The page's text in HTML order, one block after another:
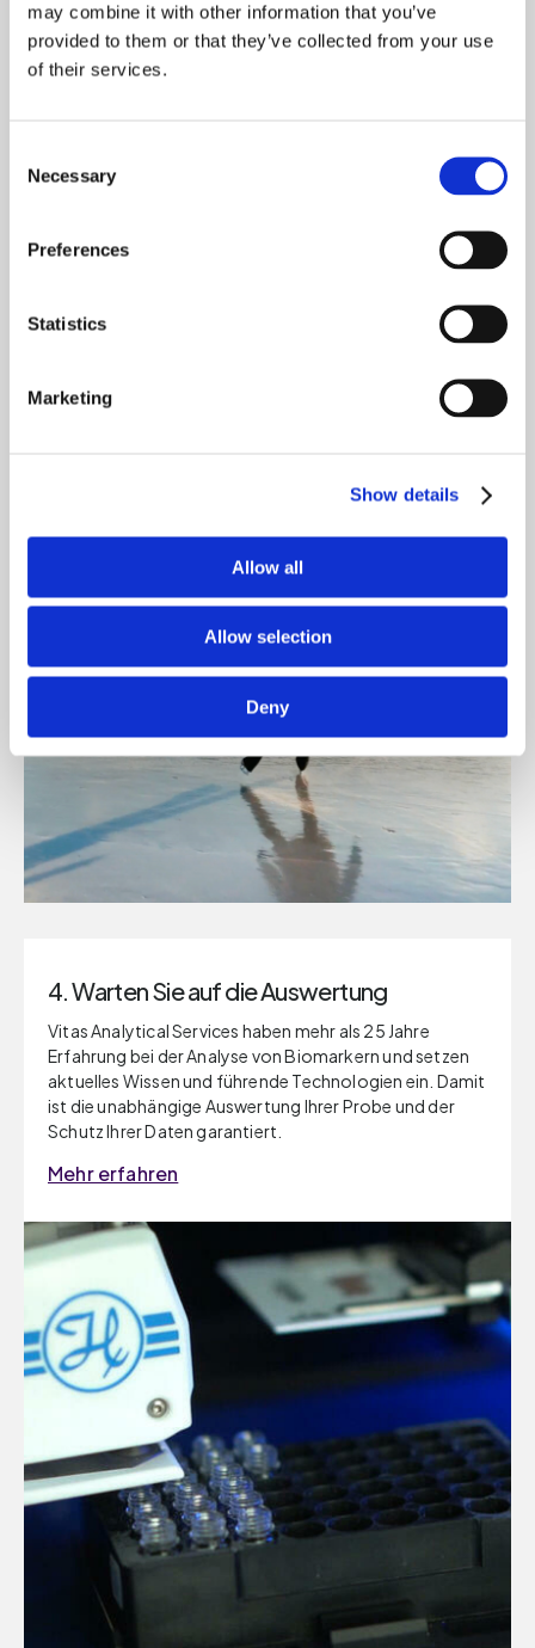
may combine it with other information that you’ve
provided to them or that they’ve collected from your use
of their services.
Selection
Necessary
Preferences
Statistics
Marketing
Show details
Allow all
Allow selection
Deny
Legen Sie einen klaren Startpunkt fest und beginnen Sie
Zinzino BalanceOil können Sie ganz behutsam das
Omega-6:3-Verhältnis Ihres Körpers ausgleichen und
Mehr erfahren
4. Warten Sie auf die Auswertung
Vitas Analytical Services haben mehr als 25 Jahre
Erfahrung bei der Analyse von Biomarkern und setzen
aktuelles Wissen und führende Technologien ein. Damit
ist die unabhängige Auswertung Ihrer Probe und der
Schutz Ihrer Daten garantiert.
Mehr erfahren